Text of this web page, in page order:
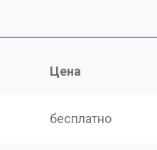
Цена
бесплатно